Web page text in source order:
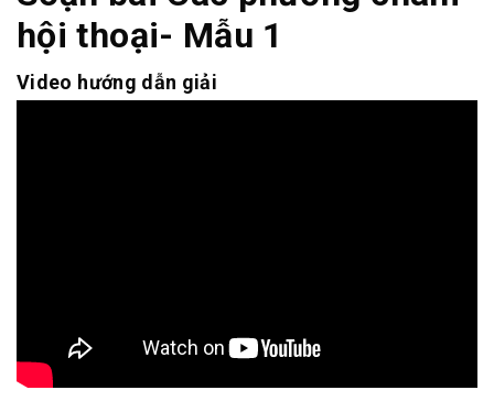
hội thoại- Mẫu 1
Video hướng dẫn giải